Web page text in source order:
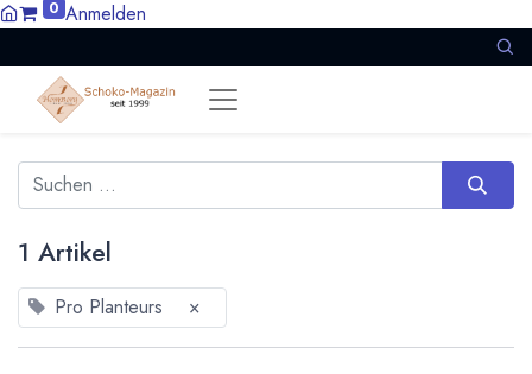
0 Anmelden
1 Artikel
Pro Planteurs ×